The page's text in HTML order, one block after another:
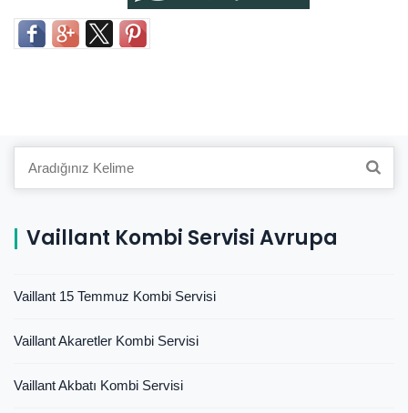
Vaillant Kombi Servisi Avrupa
Vaillant 15 Temmuz Kombi Servisi
Vaillant Akaretler Kombi Servisi
Vaillant Akbatı Kombi Servisi